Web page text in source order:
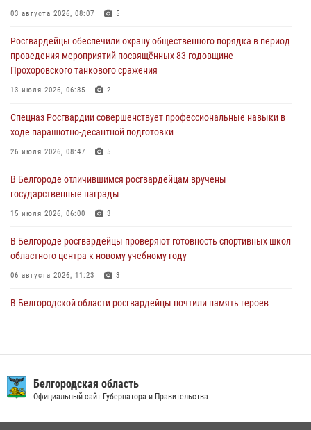
затягивать с перерегистрацией
Росгвардейцы спасли раненого при атаке FPV-дрона ВСУ жителя
белгородского приграничья
04 августа 2026, 10:43
За неделю белгородские росгвардейцы пресекли свыше 130
правонарушений
04 августа 2026, 06:03
Сотрудники Росгвардии задержали подозреваемую в краже
товаров из гипермаркета в Белгороде
03 августа 2026, 13:29
03 августа 2026, 08:07 5
Росгвардейцы обеспечили охрану общественного порядка в период
проведения мероприятий посвящённых 83 годовщине
Прохоровского танкового сражения
13 июля 2026, 06:35 2
Спецназ Росгвардии совершенствует профессиональные навыки в
ходе парашютно-десантной подготовки
26 июля 2026, 08:47 5
В Белгороде отличившимся росгвардейцам вручены
государственные награды
15 июля 2026, 06:00 3
В Белгороде росгвардейцы проверяют готовность спортивных школ
областного центра к новому учебному году
06 августа 2026, 11:23 3
В Белгородской области росгвардейцы почтили память героев
беседу по профилактике аварийности
09 июля 2026, 10:07
Белгородская область
Официальный сайт Губернатора и Правительства